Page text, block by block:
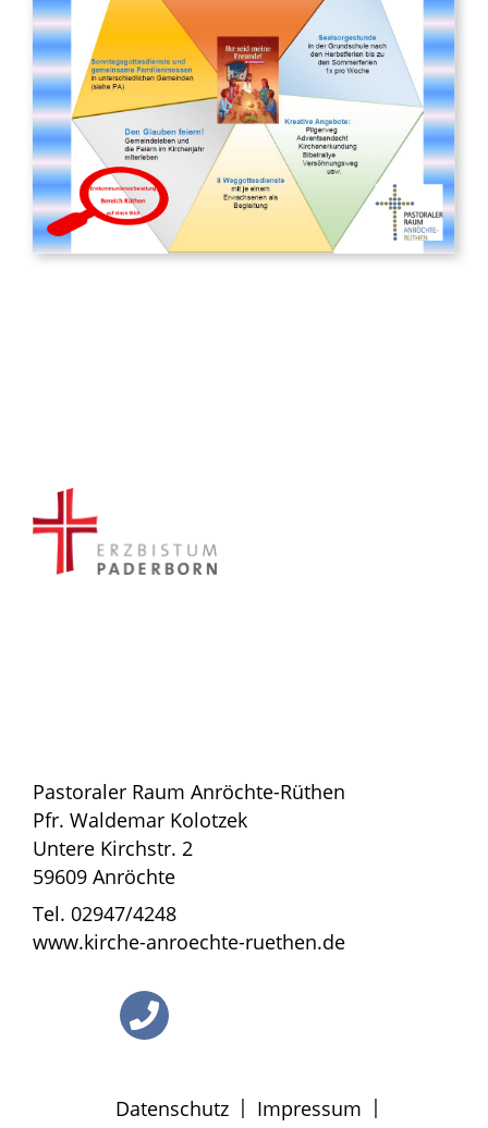
Pastoraler Raum Anröchte-Rüthen
Pfr. Waldemar Kolotzek
Untere Kirchstr. 2
59609 Anröchte
Tel. 02947/4248
www.kirche-anroechte-ruethen.de
Datenschutz | Impressum |